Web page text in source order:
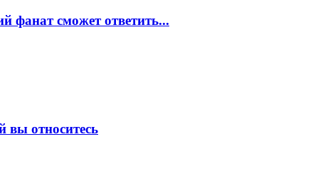
фанат сможет ответить...
вы относитесь